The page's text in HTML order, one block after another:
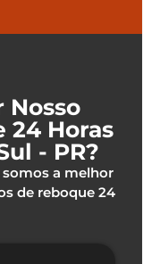
Nosso
24 Horas
- PR?
somos a melhor
de reboque 24